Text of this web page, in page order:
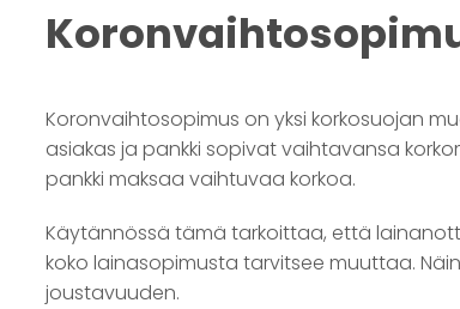
Koronvaihtosopimus on yksi korkosuojan
asiakas ja pankki sopivat vaihtavansa
pankki maksaa vaihtuvaa korkoa.
Käytännössä tämä tarkoittaa, että
koko lainasopimusta tarvitsee muuttaa.
joustavuuden.